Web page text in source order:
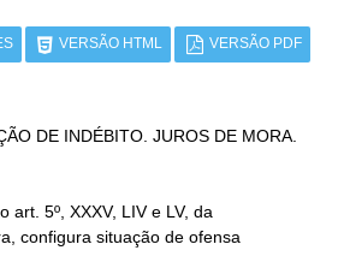
VERSÃO HTML VERSÃO PDF
DE INDÉBITO. JUROS DE MORA.
art. 5º, XXXV, LIV e LV, da